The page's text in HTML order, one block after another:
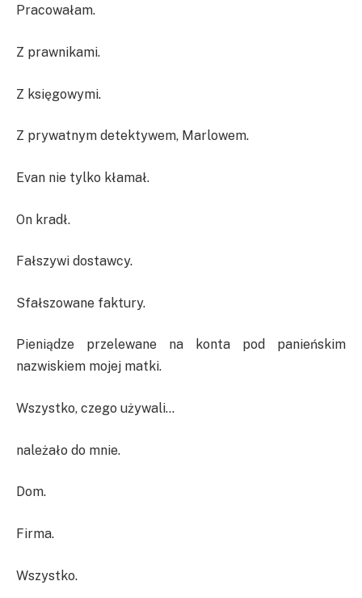
Pracowałam.
Z prawnikami.
Z księgowymi.
Z prywatnym detektywem, Marlowem.
Evan nie tylko kłamał.
On kradł.
Fałszywi dostawcy.
Sfałszowane faktury.
Pieniądze przelewane na konta pod panieńskim
nazwiskiem mojej matki.
Wszystko, czego używali…
należało do mnie.
Dom.
Firma.
Wszystko.